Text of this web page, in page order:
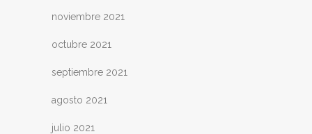
noviembre 2021
octubre 2021
septiembre 2021
agosto 2021
julio 2021